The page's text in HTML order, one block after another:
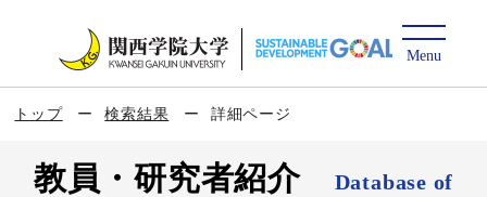
トップ 検索結果 詳細ページ
教員・研究者紹介
Database of